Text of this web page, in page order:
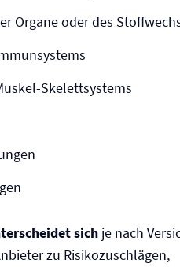
Organe oder des
Skelettsystems
sich je nach
zu Risikozuschlägen,